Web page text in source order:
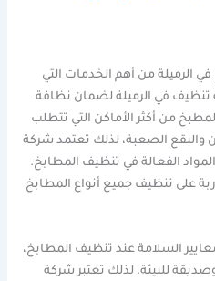
الرميلة من أهم الخدمات التي
في الرميلة لضمان نظافة
من أكثر الأماكن التي تتطلب
والبقع الصعبة، لذلك تعتمد شركة
الفعالة في تنظيف المطابخ.
على تنظيف جميع أنواع المطابخ
السلامة عند تنظيف المطابخ،
للبيئة، لذلك تعتبر شركة